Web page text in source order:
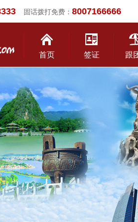
固话拨打免费：8007166666
首页 签证 跟